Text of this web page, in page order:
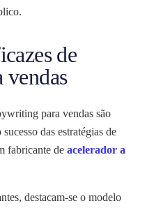
de
para vendas são
das estratégias de
fabricante de acelerador a
destacam-se o modelo